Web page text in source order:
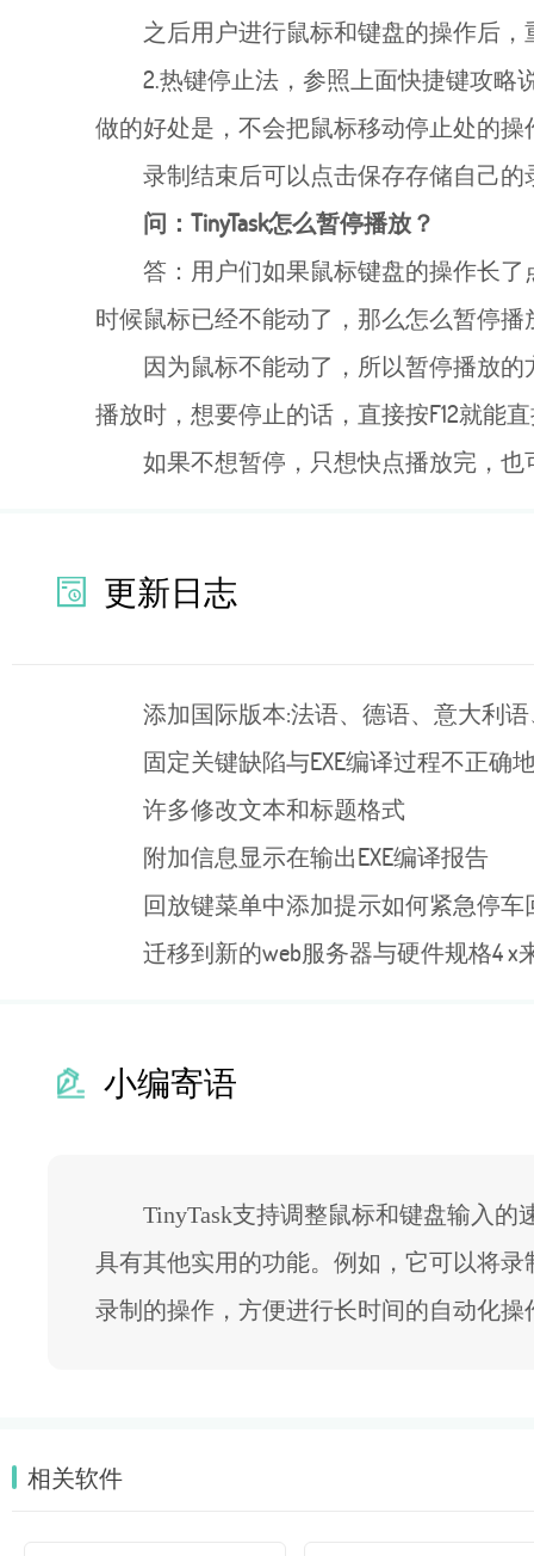
之后用户进行鼠标和键盘的操作后
2.热键停止法，参照上面快捷键攻略
做的好处是，不会把鼠标移动停止处的操
录制结束后可以点击保存存储自己
问：TinyTask怎么暂停播放？
答：用户们如果鼠标键盘的操作长
时候鼠标已经不能动了，那么怎么暂停
因为鼠标不能动了，所以暂停播放
播放时，想要停止的话，直接按F12就能
如果不想暂停，只想快点播放完，
更新日志
添加国际版本:法语、德语、意大利
固定关键缺陷与EXE编译过程不正确
许多修改文本和标题格式
附加信息显示在输出EXE编译报告
回放键菜单中添加提示如何紧急停车
迁移到新的web服务器与硬件规格4
小编寄语
TinyTask支持调整鼠标和键盘输入
具有其他实用的功能。例如，它可以将
录制的操作，方便进行长时间的自动化操
相关软件